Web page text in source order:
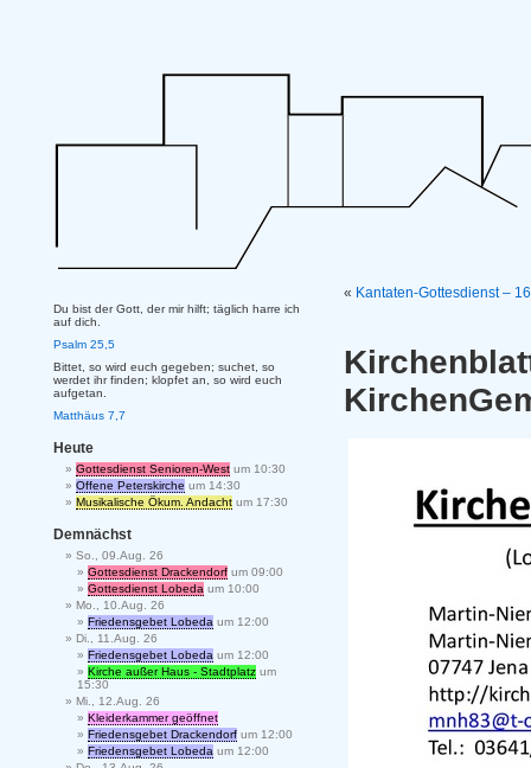
« Kantaten-Gottesdienst –
Du bist der Gott, der mir hilft; täglich harre ich
auf dich.
Psalm 25,5
Bittet, so wird euch gegeben; suchet, so
werdet ihr finden; klopfet an, so wird euch
aufgetan.
Matthäus 7,7
Heute
Gottesdienst Senioren-West um 10:30
Offene Peterskirche um 14:30
Musikalische Ökum. Andacht um 17:30
Demnächst
So., 09.Aug. 26
Gottesdienst Drackendorf um 09:00
Gottesdienst Lobeda um 10:00
Mo., 10.Aug. 26
Friedensgebet Lobeda um 12:00
Di., 11.Aug. 26
Friedensgebet Lobeda um 12:00
Kirche außer Haus - Stadtplatz um
15:30
Mi., 12.Aug. 26
Kleiderkammer geöffnet
Friedensgebet Drackendorf um 12:00
Friedensgebet Lobeda um 12:00